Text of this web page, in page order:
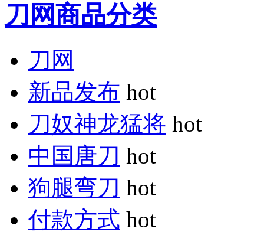
刀网商品分类
刀网
新品发布 hot
刀奴神龙猛将 hot
中国唐刀 hot
狗腿弯刀 hot
付款方式 hot